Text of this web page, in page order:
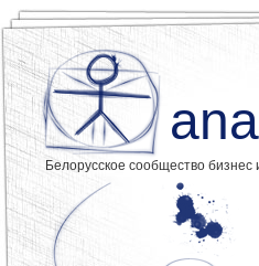
Белорусское сообщество